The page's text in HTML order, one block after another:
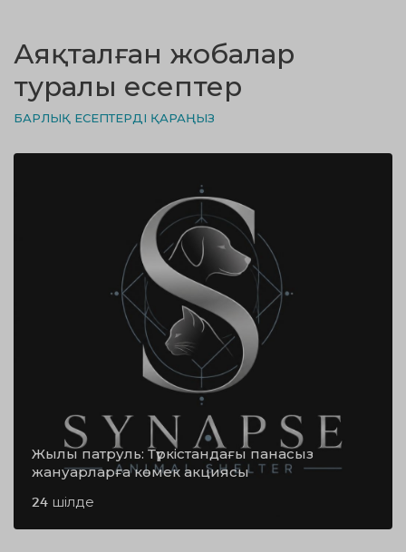
Аяқталған жобалар
туралы есептер
БАРЛЫҚ ЕСЕПТЕРДІ ҚАРАҢЫЗ
Жылы патруль: Түркістандағы панасыз
жануарларға көмек акциясы
24 шілде